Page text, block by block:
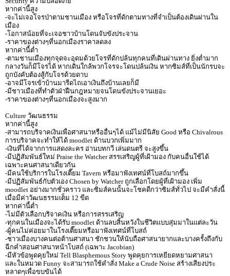
หากค่านี้สูง
-จะไม่เจอโจรป่าตามชานเมือง หรือโจรที่ดักตามทางที่จำเป็นต้องเดินผ่านใน
เมือง
-โอกาสน้อยที่จะเจอชาวบ้านโดนจับขังประจาน
-ราคาของต่างๆที่นอกเมืองราคาลดลง
หากค่านี้ต่ำ
-ตามชานเมืองทุกจุดจะอุดมด้วยโจรที่ดักปล้นทุกคนที่เดินผ่านทาง ยิ่งต่ำมาก
กลางวันก็มีโจรได้ หากเดินใกล้พวกโจรจะโดนปล้นเงิน หากซิมส์ที่เป็นนักรบจะ
ถูกบังคับต้องสู้กับโจรด้วยดาบ
-อาจมีโจรเข้าบ้านมารีดไถเอาเงินถึงบ้านเลยก็มี
-มีชาวเมืองที่ทำตัวฝ่าฝืนกฎหมายจนโดนขังประจานเยอะ
-ราคาของต่างๆที่นอกเมืองจะสูงมาก
Culture วัฒนธรรม
หากค่านี้สูง
-สามารถบริจาคเงินเพื่อศาสนาหรืออื่นๆได้ แม้ไม่มีนิสัย Good หรือ Chivalrous
การบริจาคจะทำให้ได้ moodlet ด้านบวกเพิ่มมาก
-เงินที่ได้จากการแสดงละคร อ่านบทกวี เล่นดนตรี จะสูงขึ้น
-มีปฏิสัมพันธ์ใหม่ Praise the Watcher สรรเสริญผู้ที่เฝ้ามอง กับคนอื่นใช้ได้
เฉพาะคนศาสนาเดียวกัน
-มีคนใช้บริการในโรงเตี๊ยม Tavern หรือมาฟังเทศน์ที่โบสถ์มากขึ้น
-มีปฏิสัมพันธ์กับตัวเอง Chosen by Watcher ถูกเลือกโดยผู้ที่เฝ้ามอง เพิ่ม
moodlet อย่างมากชั่วคราว และซิมส์คนนั้นจะโชคดีกว่าซิมส์ทั่วไป จะมีคำสั่งนี้
เมื่อมีค่าวัฒนธรรมเต็ม 12 ขีด
หากค่านี้ต่ำ
-ไม่มีตัวเลือกบริจาคเงิน หรือการสรรเสริญ
-ทุกคนในเมืองจะได้รับ moodlet ด้านลบสิ้นหวังในชีวิตแบบสุ่มมาในแต่ละวัน
-ผู้คนไม่ค่อยมาในโรงเตี๊ยมหรือมาฟังเทศน์ที่โบสถ์
-ชาวเมืองบางคนต่อต้านศาสนา ชักชวนให้นับถือศาสนายากและบางครั้งถึงกับ
ฉีกคำสอนศาสนาหน้าโบสถ์ (เฉพาะ Jacobian)
-มีหัวข้อพูดคุยใหม่ Tell Blasphemous Story พูดคุยการเหยียดหยามศาสนา
และในหมวด Funny จะสามารถใช้คำสั่ง Make a Crude Noise สร้างเสียงประ
หลาดๆเพื่อขบขันได้